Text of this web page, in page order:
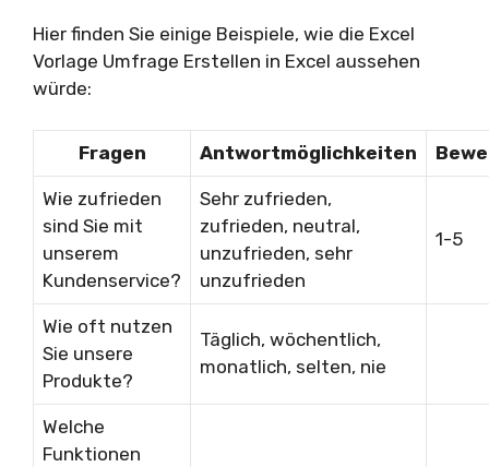
Hier finden Sie einige Beispiele, wie die Excel
Vorlage Umfrage Erstellen in Excel aussehen
würde:
Fragen Antwortmöglichkeiten
Wie zufrieden
sind Sie mit
unserem
Kundenservice?
Sehr zufrieden,
zufrieden, neutral,
unzufrieden, sehr
unzufrieden
1-5
Wie oft nutzen
Sie unsere
Produkte?
Täglich, wöchentlich,
monatlich, selten, nie
Welche
Funktionen